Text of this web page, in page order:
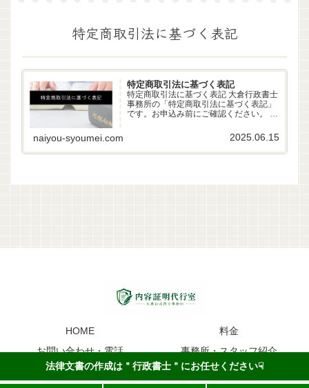
特定商取引法に基づく表記
特定商取引法に基づく表記
特定商取引法に基づく表記 大倉行政書士
事務所の「特定商取引法に基づく表記」
です。お申込み前にご確認ください。 事
書士 大倉雄偉（第22261170号） 所在地
〒630-83-0252 奈良県生駒市山...
naiyou-syoumei.com 2025.06.15
HOME
料金
お問い合わせ・電話
事務所・スタッフ紹介
内容証明のイメージ
法律文書の作成は＂行政書士＂にお任せください☟